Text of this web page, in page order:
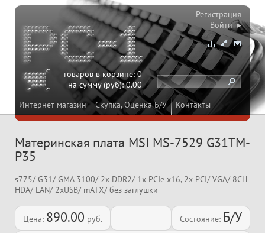
Интернет-магазин Скупка, Оценка Б/У Контакты
товаров в корзине:0
на сумму (руб):0.00
Регистрация
Войти ▸
Материнская плата MSI MS-7529 G31TM-
P35
s775/ G31/ GMA 3100/ 2x DDR2/ 1x PCIe x16, 2x PCI/ VGA/ 8CH
HDA/ LAN/ 2xUSB/ mATX/ без заглушки
Цена: 890.00 руб. Состояние: Б/У